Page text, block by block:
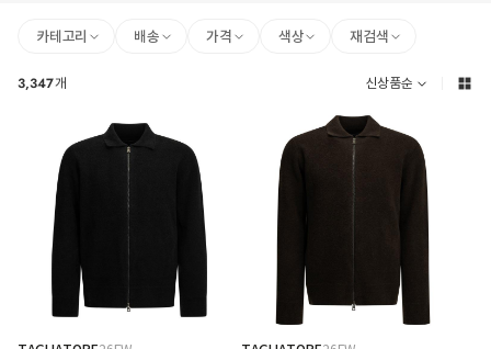
카테고리 배송 가격 색상 재검색
3,347개 신상품순